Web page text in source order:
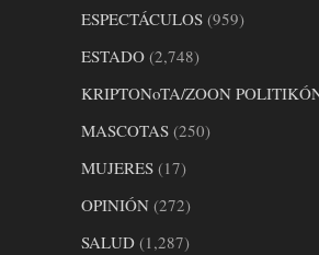
ESPECTÁCULOS (959)
ESTADO (2,748)
KRIPTONoTA/ZOON
MASCOTAS (250)
MUJERES (17)
OPINIÓN (272)
SALUD (1,287)